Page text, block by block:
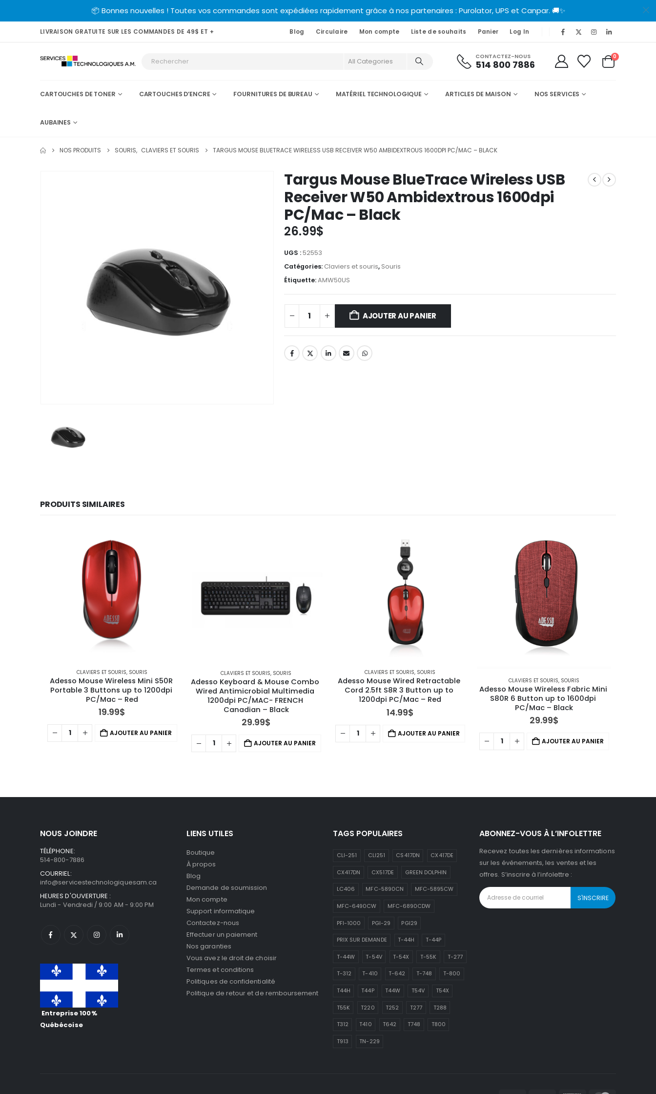
📦 Bonnes nouvelles ! Toutes vos commandes sont expédiées rapidement grâce à nos partenaires : Purolator, UPS et Canpar. 🚚✨
LIVRAISON GRATUITE SUR LES COMMANDES DE 49$ ET + Blog Circulaire Mon compte Liste de souhaits Panier Log In
CONTACTEZ-NOUS
514 800 7886
0
CARTOUCHES DE TONER CARTOUCHES D’ENCRE FOURNITURES DE BUREAU MATÉRIEL TECHNOLOGIQUE ARTICLES DE MAISON NOS SERVICES
AUBAINES
NOS PRODUITS SOURIS, CLAVIERS ET SOURIS TARGUS MOUSE BLUETRACE WIRELESS USB RECEIVER W50 AMBIDEXTROUS 1600DPI PC/MAC – BLACK
Targus Mouse BlueTrace Wireless USB
Receiver W50 Ambidextrous 1600dpi
PC/Mac – Black
26.99$
UGS :52553
Catégories: Claviers et souris, Souris
Étiquette:AMW50US
AJOUTER AU PANIER
PRODUITS SIMILAIRES
CLAVIERS ET SOURIS, SOURIS
Adesso Mouse Wireless Mini S50R
Portable 3 Buttons up to 1200dpi
PC/Mac – Red
19.99$
AJOUTER AU PANIER
CLAVIERS ET SOURIS, SOURIS
Adesso Keyboard & Mouse Combo
Wired Antimicrobial Multimedia
1200dpi PC/MAC- FRENCH
Canadian – Black
29.99$
AJOUTER AU PANIER
CLAVIERS ET SOURIS, SOURIS
Adesso Mouse Wired Retractable
Cord 2.5ft S8R 3 Button up to
1200dpi PC/Mac – Red
14.99$
AJOUTER AU PANIER
CLAVIERS ET SOURIS, SOURIS
Adesso Mouse Wireless Fabric Mini
S80R 6 Button up to 1600dpi
PC/Mac – Black
29.99$
AJOUTER AU PANIER
NOUS JOINDRE
TÉLÉPHONE:
514-800-7886
COURRIEL:
info@servicestechnologiquesam.ca
HEURES D'OUVERTURE :
Lundi - Vendredi / 9:00 AM - 9:00 PM
Entreprise 100%
Québécoise
LIENS UTILES
Boutique
À propos
Blog
Demande de soumission
Mon compte
Support informatique
Contactez-nous
Effectuer un paiement
Nos garanties
Vous avez le droit de choisir
Termes et conditions
Politiques de confidentialité
Politique de retour et de remboursement
TAGS POPULAIRES
CLI-251 CLI251 CS417DN CX417DE
CX417DN CX517DE GREEN DOLPHIN
LC406 MFC-5890CN MFC-5895CW
MFC-6490CW MFC-6890CDW
PFI-1000 PGI-29 PGI29
PRIX SUR DEMANDE T-44H T-44P
T-44W T-54V T-54X T-55K T-277
T-312 T-410 T-642 T-748 T-800
T44H T44P T44W T54V T54X
T55K T220 T252 T277 T288
T312 T410 T642 T748 T800
T913 TN-229
ABONNEZ-VOUS À L’INFOLETTRE
Recevez toutes les dernières informations
sur les événements, les ventes et les
offres. S’inscrire à l’infolettre :